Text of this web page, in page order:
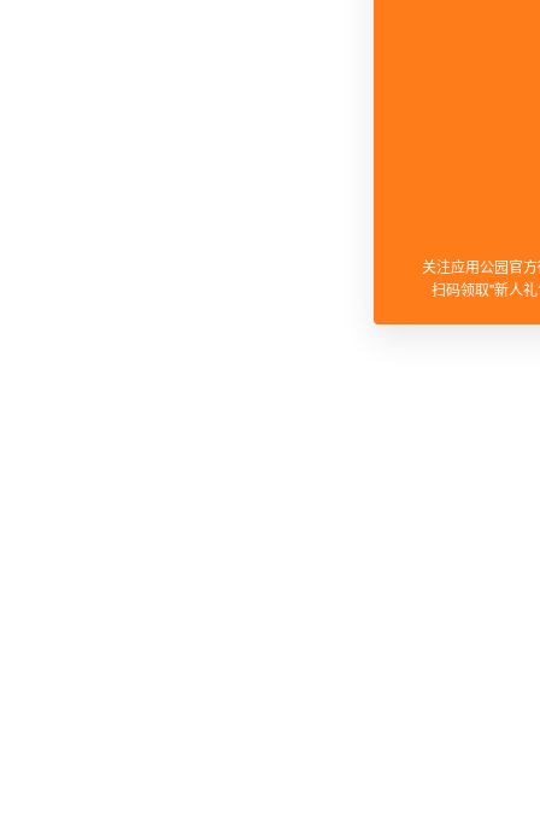
关注应用公园官
扫码领取"新人